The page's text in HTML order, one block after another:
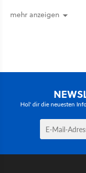
mehr anzeigen
Hol' dir die neuesten